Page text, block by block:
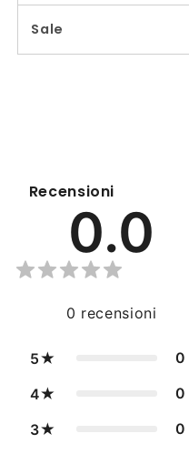
Sale
Recensioni
0.0
0 recensioni
5 0
4 0
3 0